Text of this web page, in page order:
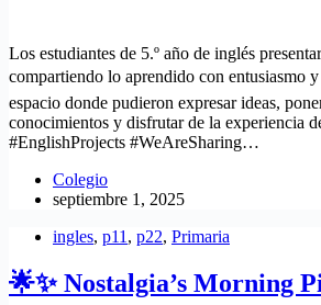
Los estudiantes de 5.º año de inglés
compartiendo lo aprendido con entusiasmo
espacio donde pudieron expresar ideas,
conocimientos y disfrutar de la experiencia
#EnglishProjects #WeAreSharing…
Colegio
septiembre 1, 2025
ingles, p11 , p22, Primaria
🌟✨ Nostalgia’s Morning